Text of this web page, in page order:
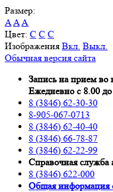
Размер:
AAA
Цвет: C C C
Изображения Вкл. Выкл.
Обычная версия сайта
Запись на прием
Ежедневно с 8.00
8 (3846) 62-30-30
8-905-067-0713
8 (3846) 62-40-40
8 (3846) 66-78-87
8 (3846) 62-22-99
Справочная
8 (3846) 622-000
Oбщая